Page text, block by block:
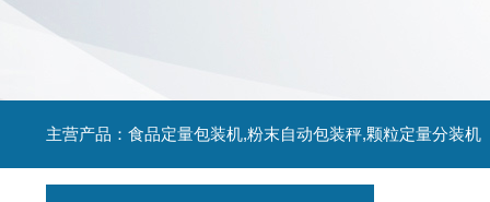
主营产品：食品定量包装机,粉末自动包装秤,颗粒定量分装机